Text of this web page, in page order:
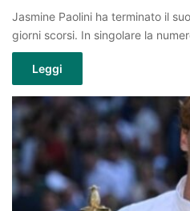
Jasmine Paolini ha terminato il
giorni scorsi. In singolare la
Leggi